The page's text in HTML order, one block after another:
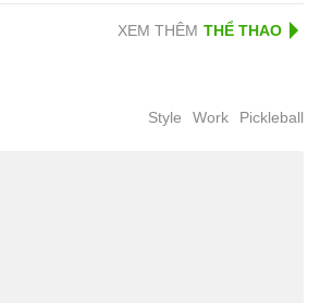
XEM THÊM
Style Work Pickleball